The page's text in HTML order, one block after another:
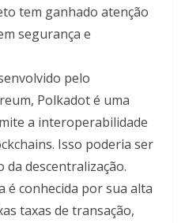
tem ganhado atenção
segurança e
pelo
Polkadot é uma
a interoperabilidade
Isso poderia ser
descentralização.
é conhecida por sua alta
taxas de transação,